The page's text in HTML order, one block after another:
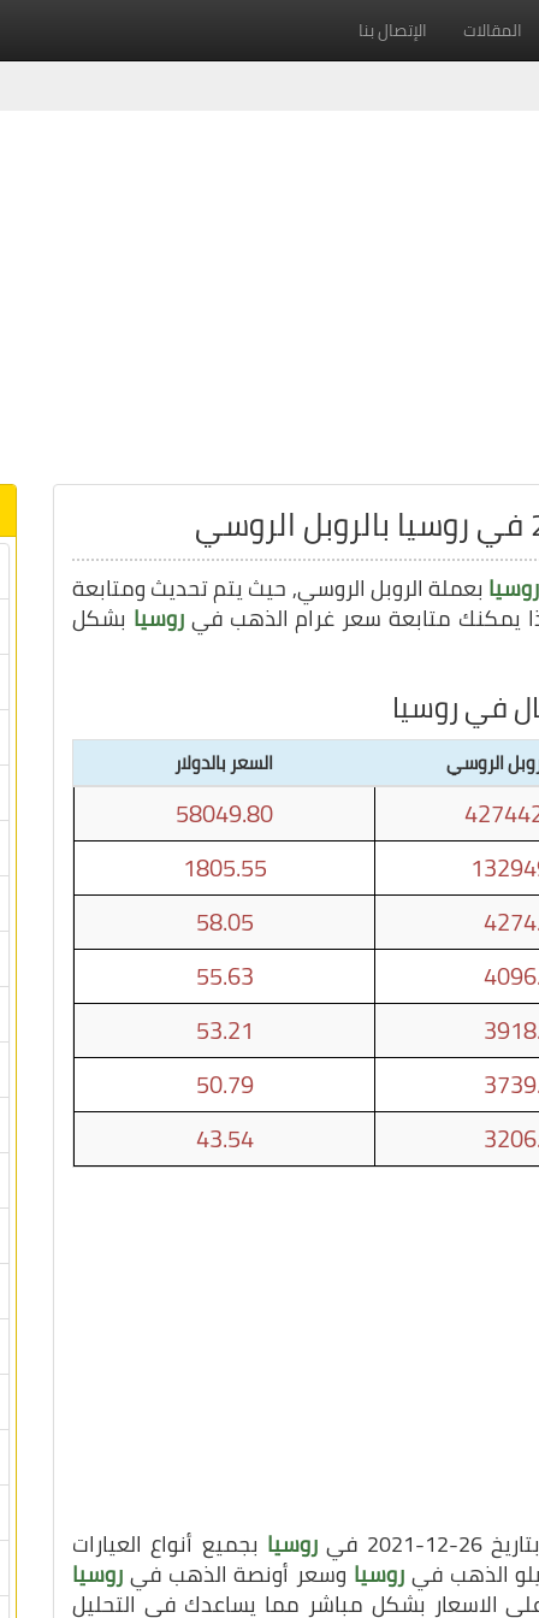
المقالات الإتصال بنا
روسيا بعملة الروبل الروسي, حيث يتم تحديث ومتابعة
روسيا بشكل
في روسيا
الروسي السعر بالدولار
58049.80
1805.55
58.05
55.63
53.21
50.79
43.54
في روسيا بجميع أنواع العيارات
الذهب فيروسيا وسعر أونصة الذهب فيروسيا
الاسعار بشكل مباشر مما يساعدك في التحليل